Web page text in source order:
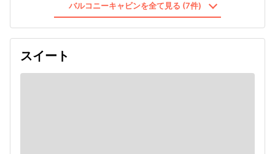
バルコニーキャビンを全て見る (7件)
スイート